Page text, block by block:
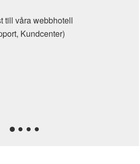
till våra webbhotell
Kundcenter)